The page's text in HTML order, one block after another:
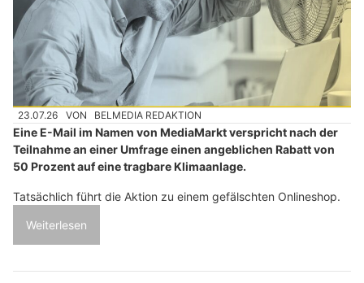
23.07.26 VON BELMEDIA REDAKTION
Eine E-Mail im Namen von MediaMarkt verspricht nach der
Teilnahme an einer Umfrage einen angeblichen Rabatt von
50 Prozent auf eine tragbare Klimaanlage.
Tatsächlich führt die Aktion zu einem gefälschten Onlineshop.
Weiterlesen